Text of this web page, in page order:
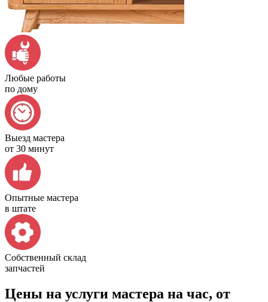
Любые работы
по дому
Выезд мастера
от 30 минут
Опытные мастера
в штате
Собственный склад
запчастей
Цены на услуги мастера на час, от